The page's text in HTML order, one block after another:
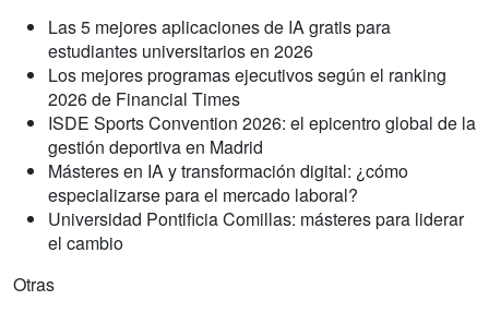
Las 5 mejores aplicaciones de IA gratis para
estudiantes universitarios en 2026
Los mejores programas ejecutivos según el ranking
2026 de Financial Times
ISDE Sports Convention 2026: el epicentro global de la
gestión deportiva en Madrid
Másteres en IA y transformación digital: ¿cómo
especializarse para el mercado laboral?
Universidad Pontificia Comillas: másteres para liderar
el cambio
Otras